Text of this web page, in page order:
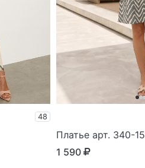
48
Платье арт. 340-15
1 590